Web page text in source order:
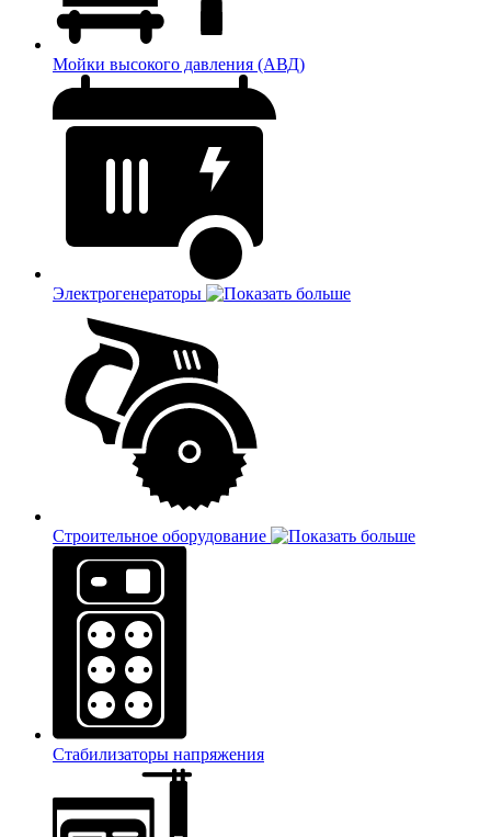
Мойки высокого давления (АВД)
Электрогенераторы
Строительное оборудование
Стабилизаторы напряжения